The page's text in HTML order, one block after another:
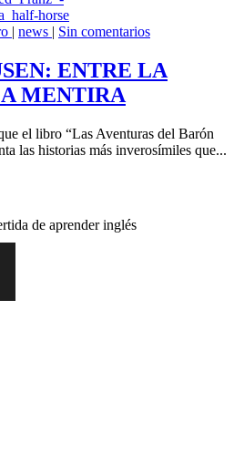
| news | Sin comentarios
ENTRE LA
MENTIRA
el libro “Las Aventuras del Barón
las historias más inverosímiles que...
de aprender inglés